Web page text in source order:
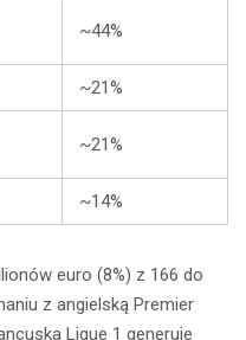
~44%
~21%
~21%
~14%
euro (8%) z 166 do
z angielską Premier
Ligue 1 generuje